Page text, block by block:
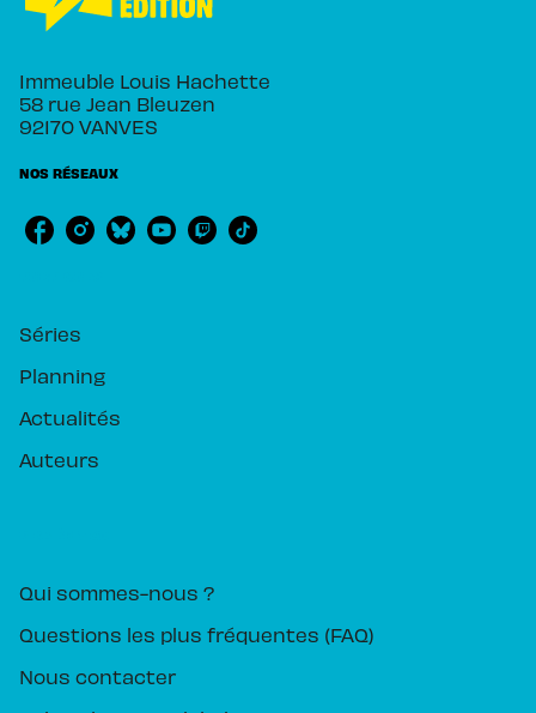
Immeuble Louis Hachette
58 rue Jean Bleuzen
92170 VANVES
NOS RÉSEAUX
Séries
Planning
Actualités
Auteurs
Qui sommes-nous ?
Questions les plus fréquentes (FAQ)
Nous contacter